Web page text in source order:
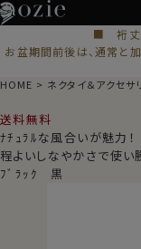
■ 裄丈
お盆期間前後は、通常と
HOME ネクタイ＆アクセサ
送料無料
ﾅﾁｭﾗﾙな風合いが魅力！
程よいしなやかさで使
ﾌﾞﾗｯｸ 黒